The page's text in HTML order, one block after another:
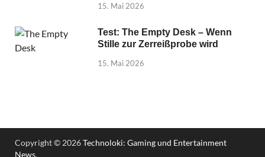
15. Mai 2026
Test: The Empty Desk – Wenn
Stille zur Zerreißprobe wird
15. Mai 2026
Copyright © 2026Technoloki: Gaming und Entertainment
News.